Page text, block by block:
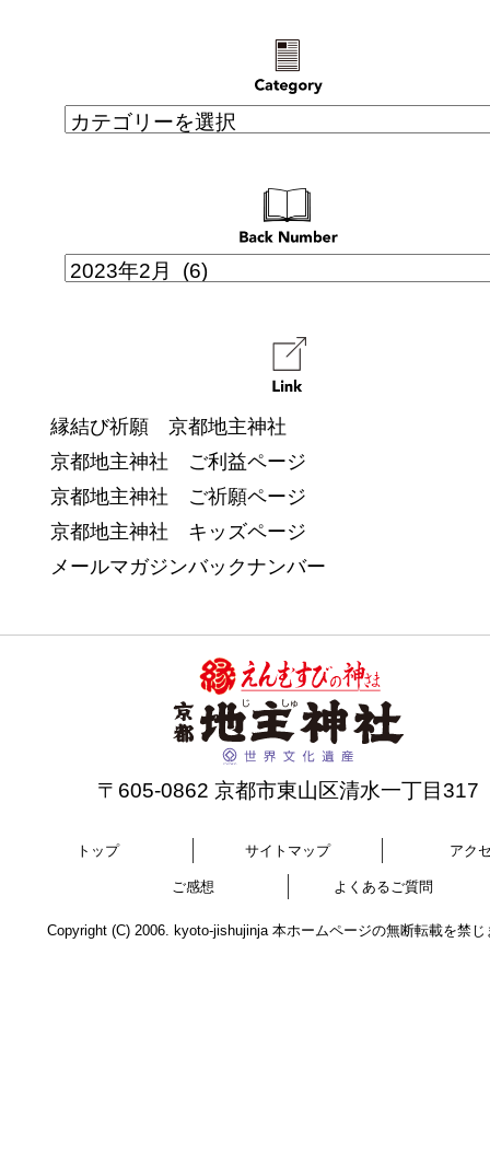
縁結び祈願 京都地主神社
京都地主神社 ご利益ページ
京都地主神社 ご祈願ページ
京都地主神社 キッズページ
メールマガジンバックナンバー
〒605-0862 京都市東山区清水一丁目317
トップ サイトマップ アク
ご感想 よくあるご質問
Copyright (C) 2006. kyoto-jishujinja 本ホームページの無断転載を禁じ